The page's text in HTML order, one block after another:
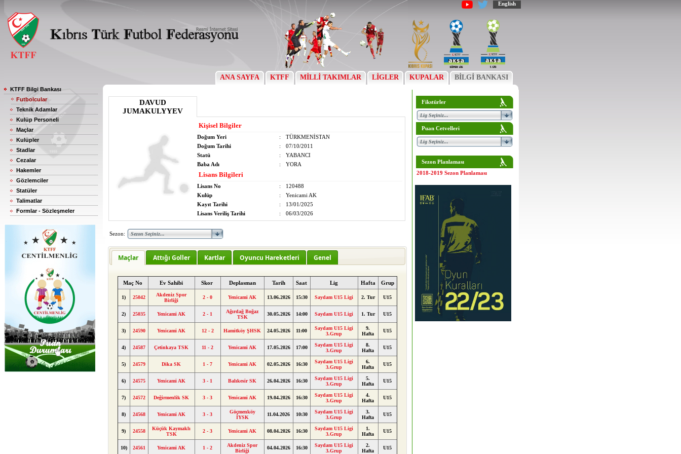
English
ANA SAYFA KTFF MİLLİ TAKIMLAR LİGLER KUPALAR BİLGİ BANKASI
KTFF Bilgi Bankası
Futbolcular
Teknik Adamlar
Kulüp Personeli
Maçlar
Kulüpler
Stadlar
Cezalar
Hakemler
Gözlemciler
Statüler
Talimatlar
Formlar - Sözleşmeler
DAVUD
JUMAKULYYEV
Kişisel Bilgiler
Doğum Yeri :
TÜRKMENİSTAN
Doğum Tarihi
:
07/10/2011
Statü
:
YABANCI
Baba Adı
: YORA
Lisans Bilgileri
Lisans No :
120488
Kulüp
:
Yenicami AK
Kayıt Tarihi
:
13/01/2025
Lisans Veriliş Tarihi
: 06/03/2026
Sezon:
Maçlar Attığı Goller Kartlar Oyuncu Hareketleri Genel
Maç No Ev Sahibi Skor Deplasman Tarih Saat Lig Hafta Grup
1) 25042
Akdeniz Spor
Birliği
2 - 0 Yenicami AK 13.06.2026 15:30 Saydam U15 Ligi 2. Tur U15
2) 25035 Yenicami AK 2 - 1
Ağırdağ Boğaz
TSK
30.05.2026 14:00 Saydam U15 Ligi 1. Tur U15
3) 24590 Yenicami AK 12 - 2 Hamitköy ŞHSK 24.05.2026 11:00
Saydam U15 Ligi
3.Grup
9.
Hafta
U15
4) 24587 Çetinkaya TSK 11 - 2 Yenicami AK 17.05.2026 17:00
Saydam U15 Ligi
3.Grup
8.
Hafta
U15
5) 24579 Dika SK 1 - 7 Yenicami AK 02.05.2026 16:30
Saydam U15 Ligi
3.Grup
6.
Hafta
U15
6) 24575 Yenicami AK 3 - 1 Balıkesir SK 26.04.2026 16:30
Saydam U15 Ligi
3.Grup
5.
Hafta
U15
7) 24572 Değirmenlik SK 3 - 3 Yenicami AK 19.04.2026 16:30
Saydam U15 Ligi
3.Grup
4.
Hafta
U15
8) 24568 Yenicami AK 3 - 3
Göçmenköy
İYSK
11.04.2026 10:30
Saydam U15 Ligi
3.Grup
3.
Hafta
U15
9) 24558
Küçük Kaymaklı
TSK
2 - 3 Yenicami AK 08.04.2026 16:30
Saydam U15 Ligi
3.Grup
1.
Hafta
U15
10) 24561 Yenicami AK 1 - 2
Akdeniz Spor
Birliği
04.04.2026 16:30
Saydam U15 Ligi
3.Grup
2.
Hafta
U15
Fikstürler
Puan Cetvelleri
Sezon Planlaması
2018-2019 Sezon Planlaması